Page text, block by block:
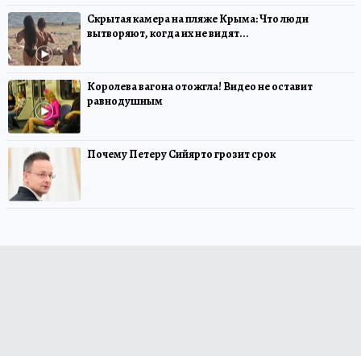
Скрытая камера на пляже Крыма: Что люди
вытворяют, когда их не видят...
Королева вагона отожгла! Видео не оставит
равнодушным
Почему Петеру Сийярто грозит срок